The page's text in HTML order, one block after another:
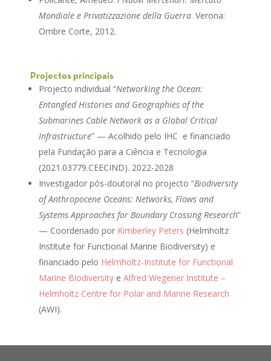
Mondiale e Privatizzazione della Guerra. Verona:
Ombre Corte, 2012.
Projectos principais
Projecto individual “Networking the Ocean:
Entangled Histories and Geographies of the
Submarines Cable Network as a Global Critical
Infrastructure” — Acolhido pelo IHC e financiado
pela Fundação para a Ciência e Tecnologia
(2021.03779.CEECIND). 2022-2028
Investigador pós-doutoral no projecto “Biodiversity
of Anthropocene Oceans: Networks, Flows and
Systems Approaches for Boundary Crossing Research”
— Coordenado por Kimberley Peters (Helmholtz
Institute for Functional Marine Biodiversity) e
financiado pelo Helmholtz-Institute for Functional
Marine Biodiversity e Alfred Wegener Institute –
Helmholtz Centre for Polar and Marine Research
(AWI).